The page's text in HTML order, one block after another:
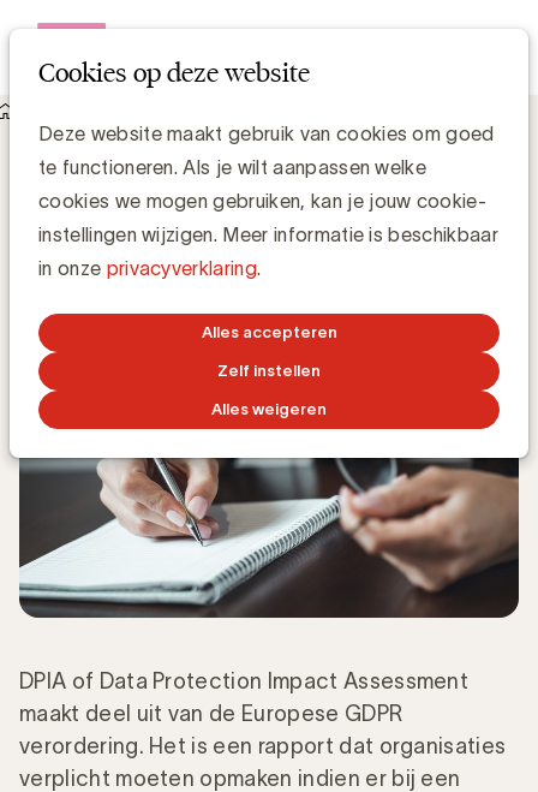
Cookies op deze website
Deze website maakt gebruik van cookies om goed
te functioneren. Als je wilt aanpassen welke
cookies we mogen gebruiken, kan je jouw cookie-
instellingen wijzigen. Meer informatie is beschikbaar
in onze privacyverklaring.
Alles accepteren
Zelf instellen
Alles weigeren
Wat is DPIA?
Chris Van Roey
4 DECEMBER 2017
DPIA of Data Protection Impact Assessment
maakt deel uit van de Europese GDPR
verordering. Het is een rapport dat organisaties
verplicht moeten opmaken indien er bij een